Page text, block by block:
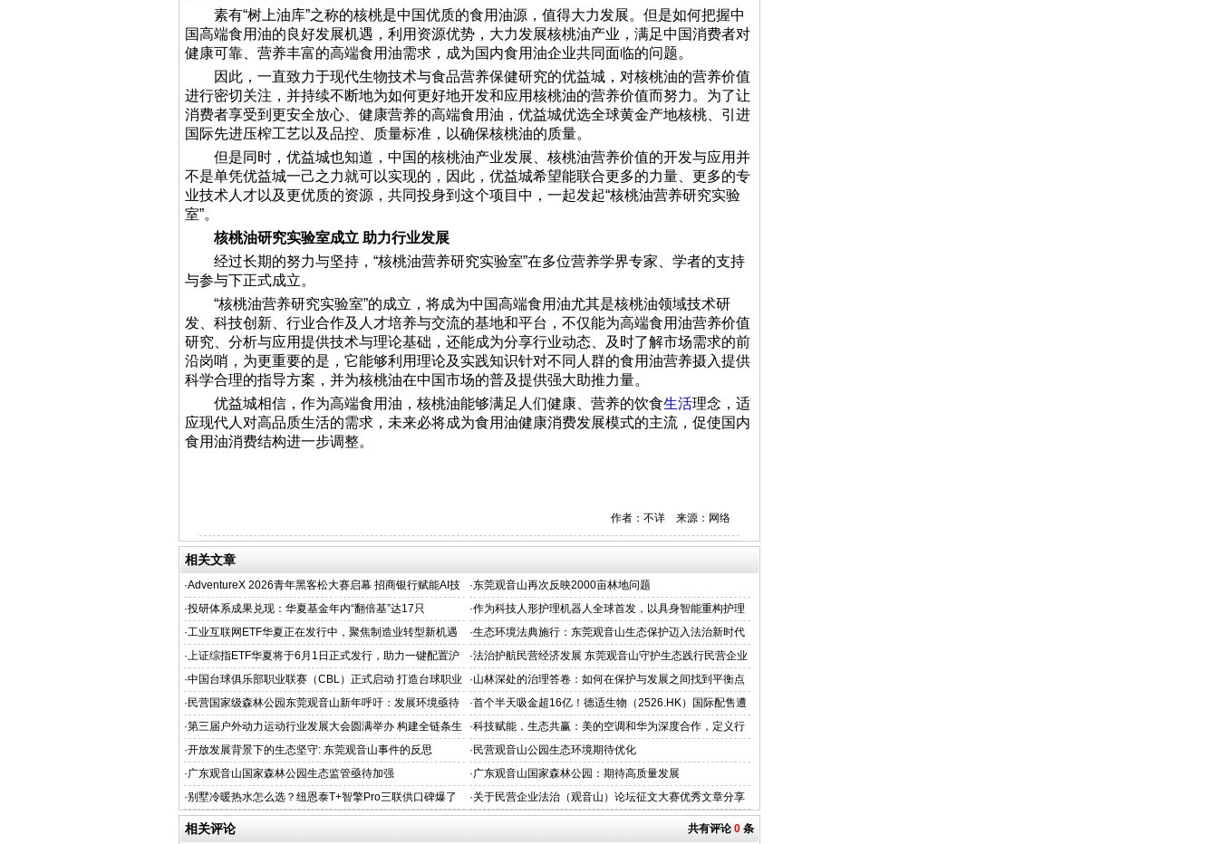
素有“树上油库”之称的核桃是中国优质的食用油源，值得大力发展。但是如何把握中
国高端食用油的良好发展机遇，利用资源优势，大力发展核桃油产业，满足中国消费者对
健康可靠、营养丰富的高端食用油需求，成为国内食用油企业共同面临的问题。
因此，一直致力于现代生物技术与食品营养保健研究的优益城，对核桃油的营养价值
进行密切关注，并持续不断地为如何更好地开发和应用核桃油的营养价值而努力。为了让
消费者享受到更安全放心、健康营养的高端食用油，优益城优选全球黄金产地核桃、引进
国际先进压榨工艺以及品控、质量标准，以确保核桃油的质量。
但是同时，优益城也知道，中国的核桃油产业发展、核桃油营养价值的开发与应用并
不是单凭优益城一己之力就可以实现的，因此，优益城希望能联合更多的力量、更多的专
业技术人才以及更优质的资源，共同投身到这个项目中，一起发起“核桃油营养研究实验
室”。
核桃油研究实验室成立 助力行业发展
经过长期的努力与坚持，“核桃油营养研究实验室”在多位营养学界专家、学者的支持
与参与下正式成立。
“核桃油营养研究实验室”的成立，将成为中国高端食用油尤其是核桃油领域技术研
发、科技创新、行业合作及人才培养与交流的基地和平台，不仅能为高端食用油营养价值
研究、分析与应用提供技术与理论基础，还能成为分享行业动态、及时了解市场需求的前
沿岗哨，为更重要的是，它能够利用理论及实践知识针对不同人群的食用油营养摄入提供
科学合理的指导方案，并为核桃油在中国市场的普及提供强大助推力量。
优益城相信，作为高端食用油，核桃油能够满足人们健康、营养的饮食生活理念，适
应现代人对高品质生活的需求，未来必将成为食用油健康消费发展模式的主流，促使国内
食用油消费结构进一步调整。
作者：不详 来源：网络
相关文章
·AdventureX 2026青年黑客松大赛启幕 招商银行赋能AI技
术新生代
·东莞观音山再次反映2000亩林地问题
·投研体系成果兑现：华夏基金年内“翻倍基”达17只 ·作为科技人形护理机器人全球首发，以具身智能重构护理
新范式
·工业互联网ETF华夏正在发行中，聚焦制造业转型新机遇 ·生态环境法典施行：东莞观音山生态保护迈入法治新时代
·上证综指ETF华夏将于6月1日正式发行，助力一键配置沪
市核心资产
·法治护航民营经济发展 东莞观音山守护生态践行民营企业
担当
·中国台球俱乐部职业联赛（CBL）正式启动 打造台球职业
化发展新标杆
·山林深处的治理答卷：如何在保护与发展之间找到平衡点
· 民营国家级森林公园东莞观音山新年呼吁：发展环境亟待
改善
·首个半天吸金超16亿！德适生物（2526.HK）国际配售遭
机构疯抢，超购逾2倍
·第三届户外动力运动行业发展大会圆满举办 构建全链条生
态闭环，开启户外动力运动黄金时代
·科技赋能，生态共赢：美的空调和华为深度合作，定义行
业空调新标准
·开放发展背景下的生态坚守: 东莞观音山事件的反思 · 民营观音山公园生态环境期待优化
·广东观音山国家森林公园生态监管亟待加强 ·广东观音山国家森林公园：期待高质量发展
·别墅冷暖热水怎么选？纽恩泰T+智擎Pro三联供口碑爆了 ·关于民营企业法治（观音山）论坛征文大赛优秀文章分享
（三）
共有评论0 条
相关评论